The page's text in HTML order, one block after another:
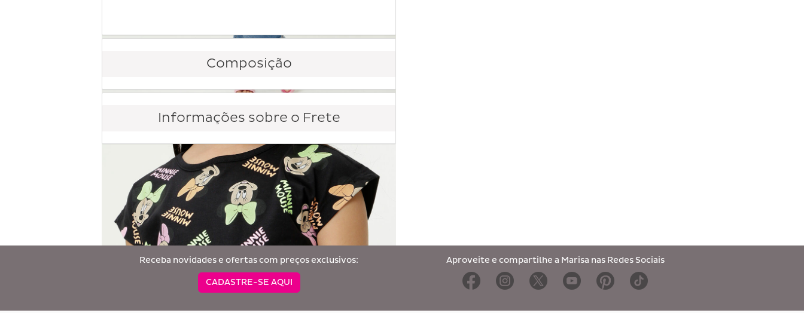
Composição
Informações sobre o Frete
Receba novidades e ofertas com preços exclusivos:
CADASTRE-SE AQUI
Aproveite e compartilhe a Marisa nas Redes Sociais